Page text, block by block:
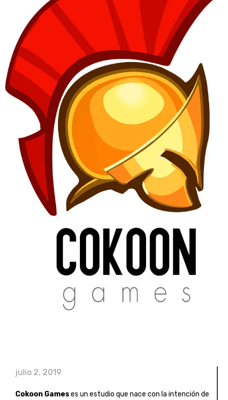
julio 2, 2019
Cokoon Gameses un estudio que nace con la intención de